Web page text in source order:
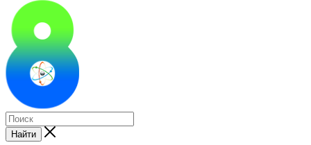
Найти